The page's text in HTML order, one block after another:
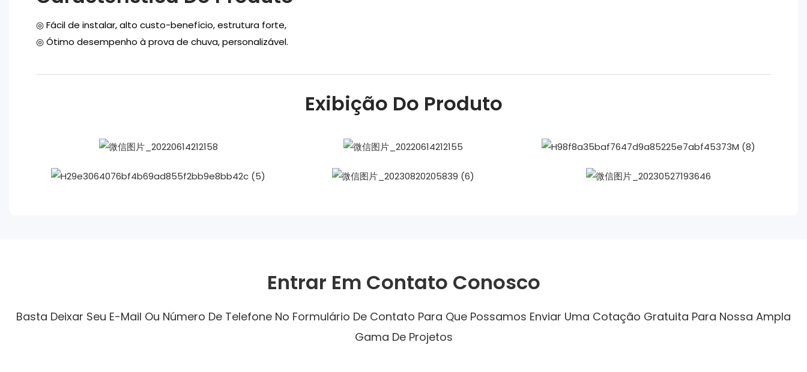
◎ Fácil de instalar, alto custo-benefício, estrutura forte,
◎Ótimo desempenho à prova de chuva, personalizável.
Exibição Do Produto
Entrar Em Contato Conosco
Basta Deixar Seu E-Mail Ou Número De Telefone No Formulário De Contato Para Que Possamos Enviar Uma Cotação Gratuita Para Nossa Ampla
Gama De Projetos